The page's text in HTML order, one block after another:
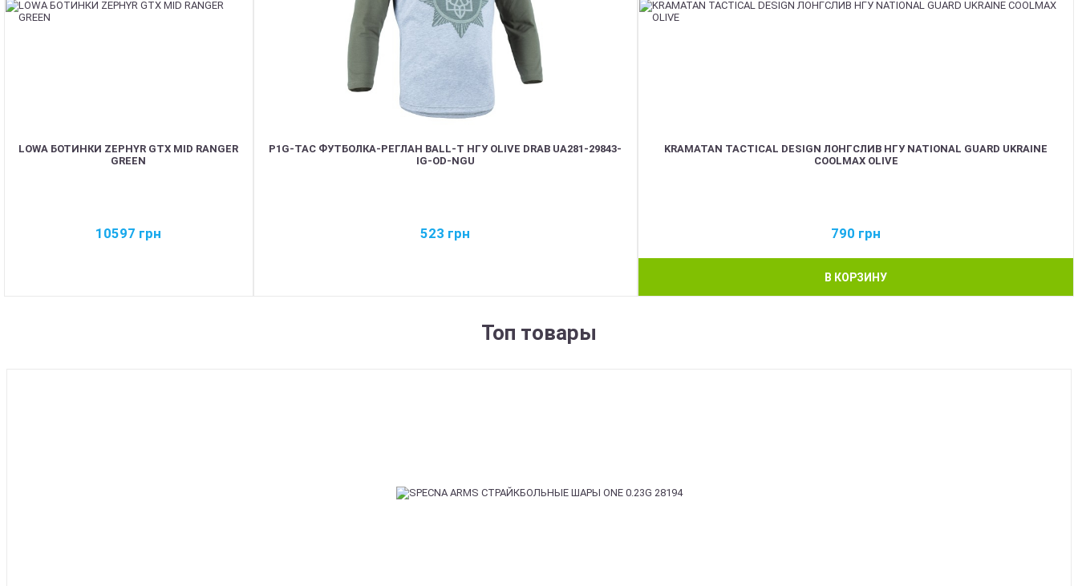
LOWA БОТИНКИ ZEPHYR GTX MID RANGER
GREEN
10597 грн
P1G-TAC ФУТБОЛКА-РЕГЛАН BALL-T НГУ OLIVE DRAB UA281-29843-
IG-OD-NGU
523 грн
KRAMATAN TACTICAL DESIGN ЛОНГСЛИВ НГУ NATIONAL GUARD UKRAINE
COOLMAX OLIVE
790 грн
В КОРЗИНУ
Топ товары